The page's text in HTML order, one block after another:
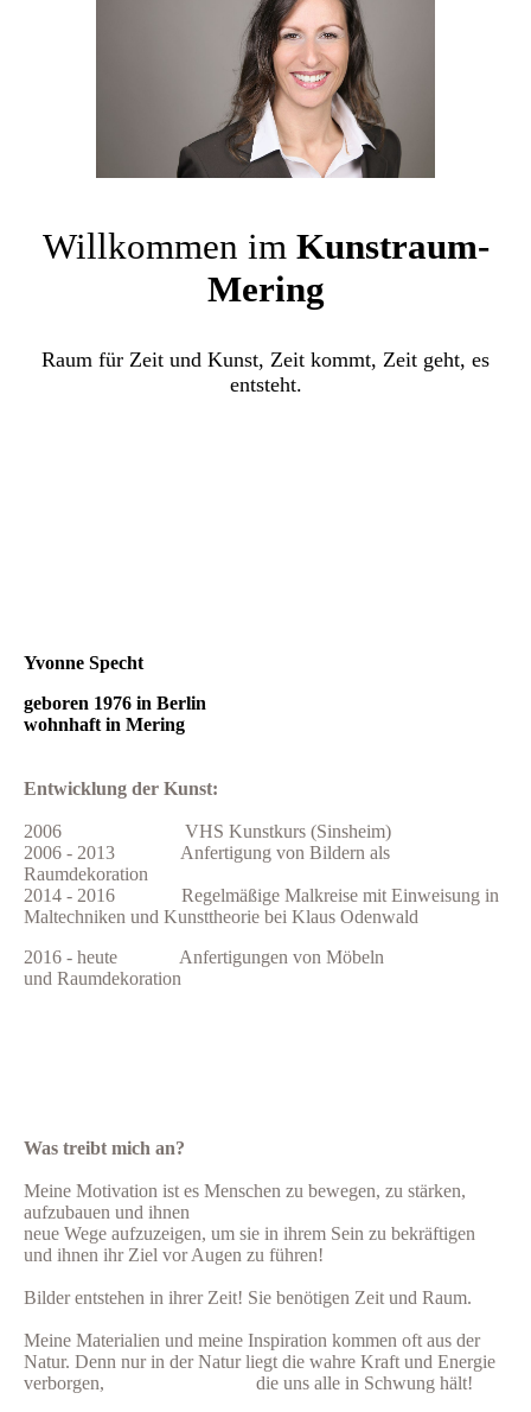
Willkommen im Kunstraum-
Mering
Raum für Zeit und Kunst, Zeit kommt, Zeit geht, es
entsteht.
Yvonne Specht
geboren 1976 in Berlin
wohnhaft in Mering
Entwicklung der Kunst:
2006 VHS Kunstkurs (Sinsheim)
2006 - 2013 Anfertigung von Bildern als
Raumdekoration
2014 - 2016 Regelmäßige Malkreise mit Einweisung in
Maltechniken und Kunsttheorie bei Klaus Odenwald
2016 - heute Anfertigungen von Möbeln
und Raumdekoration
Was treibt mich an?
Meine Motivation ist es Menschen zu bewegen, zu stärken,
aufzubauen und ihnen
neue Wege aufzuzeigen, um sie in ihrem Sein zu bekräftigen
und ihnen ihr Ziel vor Augen zu führen!
Bilder entstehen in ihrer Zeit! Sie benötigen Zeit und Raum.
Meine Materialien und meine Inspiration kommen oft aus der
Natur. Denn nur in der Natur liegt die wahre Kraft und Energie
verborgen, die uns alle in Schwung hält!